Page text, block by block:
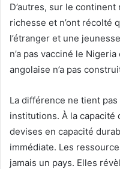
D’autres, sur le
richesse et n’ont récolté
l’étranger et une
n’a pas vacciné le
angolaise n’a pas
La différence ne tient
institutions. À la capacité
devises en capacité
immédiate. Les
jamais un pays. Elles